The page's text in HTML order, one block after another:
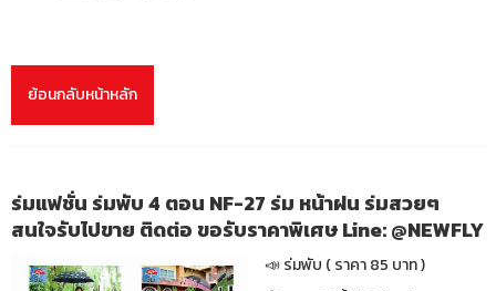
ย้อนกลับหน้าหลัก
ร่มแฟชั่น ร่มพับ 4 ตอน NF-27 ร่ม หน้าฝน ร่มสวยๆ
สนใจรับไปขาย ติดต่อ ขอรับราคาพิเศษ Line: @NEWFLY
📣 ร่มพับ ( ราคา 85 บาท )